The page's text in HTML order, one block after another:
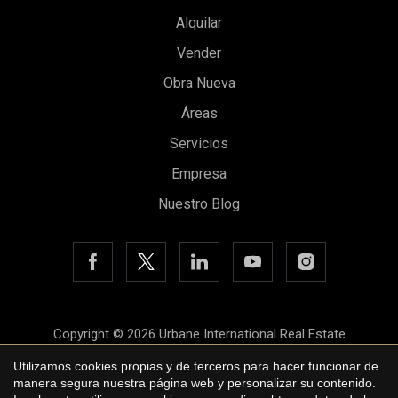
Alquilar
Vender
Obra Nueva
Áreas
Servicios
Empresa
Nuestro Blog
Copyright © 2026 Urbane International Real Estate
Aviso legal
Política de privacidad
Utilizamos cookies propias y de terceros para hacer funcionar de
manera segura nuestra página web y personalizar su contenido.
Guardar configuración